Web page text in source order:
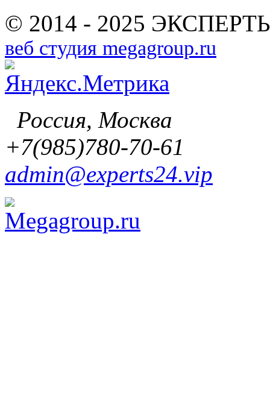
© 2014 - 2025
веб студия megagroup.ru
Россия, Москва
+7(985)780-70-61
admin@experts24.vip